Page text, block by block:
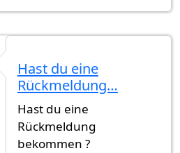
vonBill (nicht überprüft)
Hast du eine
Rückmeldung…
Hast du eine
Rückmeldung
bekommen ?